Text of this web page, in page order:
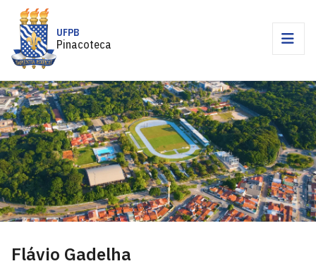
UFPB
Pinacoteca
Flávio Gadelha